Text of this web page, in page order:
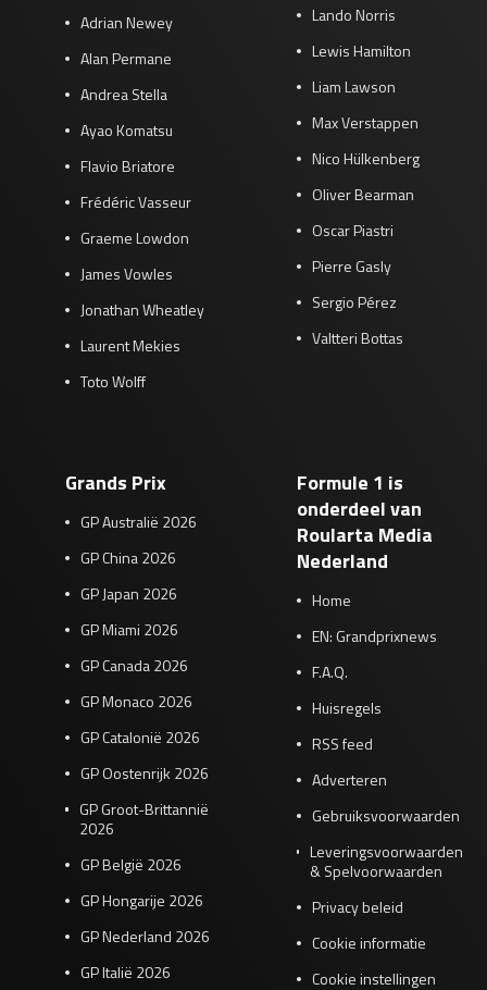
Adrian Newey
Alan Permane
Andrea Stella
Ayao Komatsu
Flavio Briatore
Frédéric Vasseur
Graeme Lowdon
James Vowles
Jonathan Wheatley
Laurent Mekies
Toto Wolff
Lando Norris
Lewis Hamilton
Liam Lawson
Max Verstappen
Nico Hülkenberg
Oliver Bearman
Oscar Piastri
Pierre Gasly
Sergio Pérez
Valtteri Bottas
Grands Prix
GP Australië 2026
GP China 2026
GP Japan 2026
GP Miami 2026
GP Canada 2026
GP Monaco 2026
GP Catalonië 2026
GP Oostenrijk 2026
GP Groot-Brittannië
2026
GP België 2026
GP Hongarije 2026
GP Nederland 2026
GP Italië 2026
Formule 1 is
onderdeel van
Roularta Media
Nederland
Home
EN: Grandprixnews
F.A.Q.
Huisregels
RSS feed
Adverteren
Gebruiksvoorwaarden
Leveringsvoorwaarden
& Spelvoorwaarden
Privacy beleid
Cookie informatie
Cookie instellingen